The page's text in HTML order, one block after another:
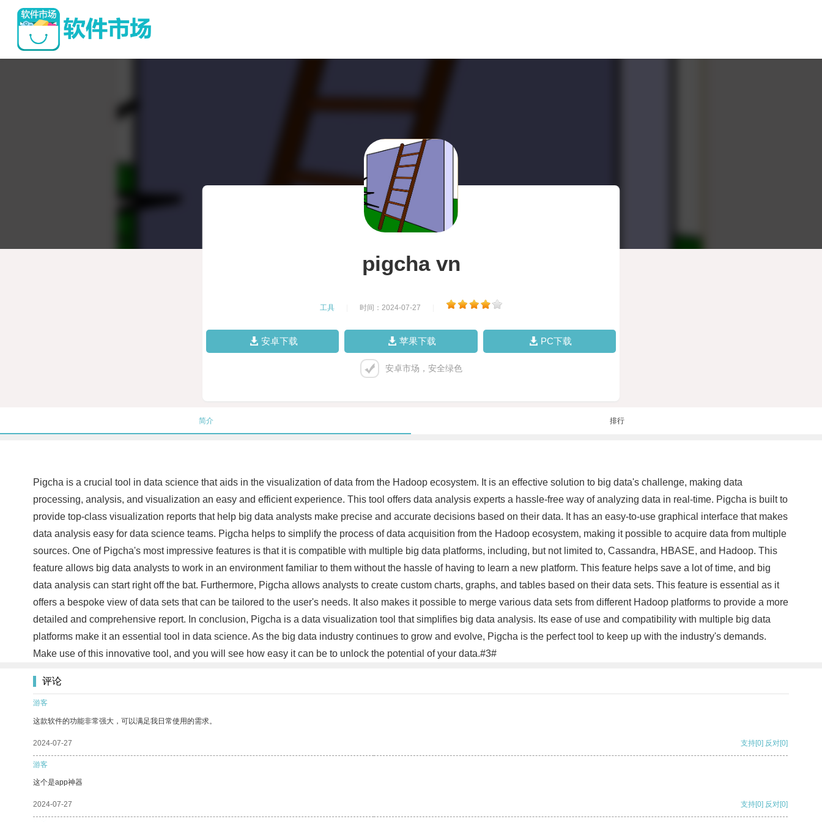
pigcha vn
工具 时间：2024-07-27
安卓下载 苹果下载 PC下载
安卓市场，安全绿色
简介 排行
Pigcha is a crucial tool in data science that aids in the visualization of data from the Hadoop ecosystem. It is an effective solution to big data's challenge, making data
processing, analysis, and visualization an easy and efficient experience. This tool offers data analysis experts a hassle-free way of analyzing data in real-time. Pigcha is built to
provide top-class visualization reports that help big data analysts make precise and accurate decisions based on their data. It has an easy-to-use graphical interface that makes
data analysis easy for data science teams. Pigcha helps to simplify the process of data acquisition from the Hadoop ecosystem, making it possible to acquire data from multiple
sources. One of Pigcha's most impressive features is that it is compatible with multiple big data platforms, including, but not limited to, Cassandra, HBASE, and Hadoop. This
feature allows big data analysts to work in an environment familiar to them without the hassle of having to learn a new platform. This feature helps save a lot of time, and big
data analysis can start right off the bat. Furthermore, Pigcha allows analysts to create custom charts, graphs, and tables based on their data sets. This feature is essential as it
offers a bespoke view of data sets that can be tailored to the user's needs. It also makes it possible to merge various data sets from different Hadoop platforms to provide a more
detailed and comprehensive report. In conclusion, Pigcha is a data visualization tool that simplifies big data analysis. Its ease of use and compatibility with multiple big data
platforms make it an essential tool in data science. As the big data industry continues to grow and evolve, Pigcha is the perfect tool to keep up with the industry's demands.
Make use of this innovative tool, and you will see how easy it can be to unlock the potential of your data.#3#
评论
游客
这款软件的功能非常强大，可以满足我日常使用的需求。
2024-07-27 支持[0] 反对[0]
游客
这个是app神器
2024-07-27 支持[0] 反对[0]